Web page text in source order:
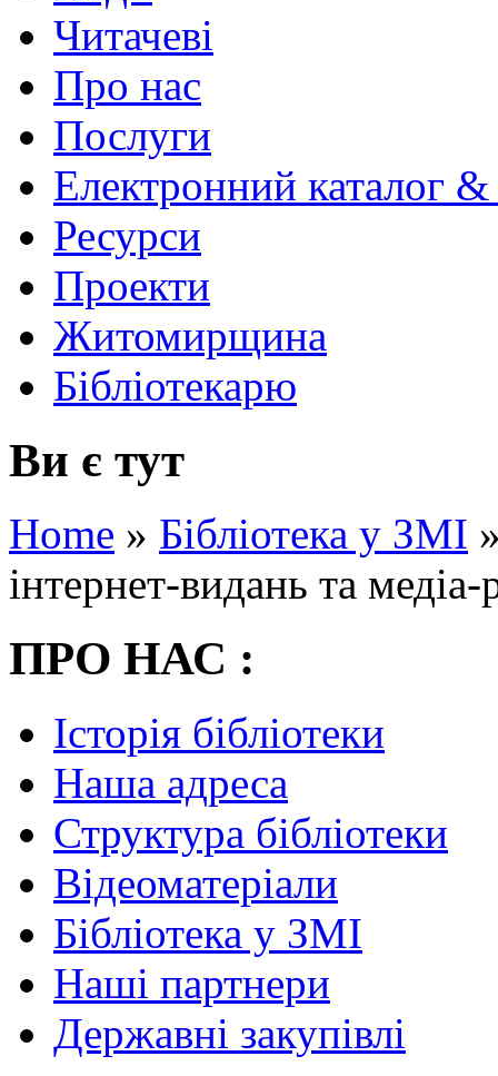
Читачеві
Про нас
Послуги
Електронний каталог
Ресурси
Проекти
Житомирщина
Бібліотекарю
Ви є тут
Home » Бібліотека у ЗМІ
інтернет-видань та медіа-
ПРО НАС :
Історія бібліотеки
Наша адреса
Структура бібліотеки
Відеоматеріали
Бібліотека у ЗМІ
Наші партнери
Державні закупівлі